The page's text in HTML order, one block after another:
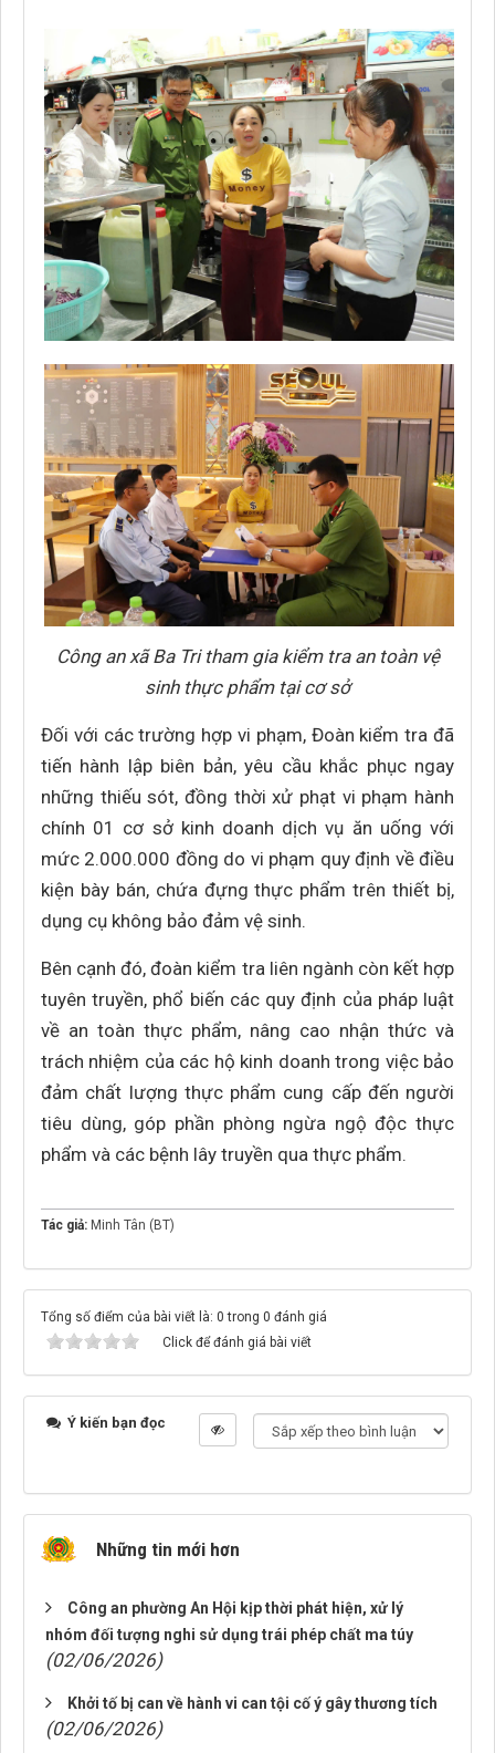
Công an xã Ba Tri tham gia kiểm tra an toàn vệ
sinh thực phẩm tại cơ sở
Đối với các trường hợp vi phạm, Đoàn kiểm tra đã
tiến hành lập biên bản, yêu cầu khắc phục ngay
những thiếu sót, đồng thời xử phạt vi phạm hành
chính 01 cơ sở kinh doanh dịch vụ ăn uống với
mức 2.000.000 đồng do vi phạm quy định về điều
kiện bày bán, chứa đựng thực phẩm trên thiết bị,
dụng cụ không bảo đảm vệ sinh.
Bên cạnh đó, đoàn kiểm tra liên ngành còn kết hợp
tuyên truyền, phổ biến các quy định của pháp luật
về an toàn thực phẩm, nâng cao nhận thức và
trách nhiệm của các hộ kinh doanh trong việc bảo
đảm chất lượng thực phẩm cung cấp đến người
tiêu dùng, góp phần phòng ngừa ngộ độc thực
phẩm và các bệnh lây truyền qua thực phẩm.
Tác giả: Minh Tân (BT)
Tổng số điểm của bài viết là: 0 trong 0 đánh giá
Click để đánh giá bài viết
Ý kiến bạn đọc
Những tin mới hơn
Công an phường An Hội kịp thời phát hiện, xử lý
nhóm đối tượng nghi sử dụng trái phép chất ma túy
(02/06/2026)
Khởi tố bị can về hành vi can tội cố ý gây thương tích
(02/06/2026)